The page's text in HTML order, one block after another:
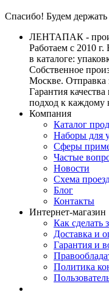
Спасибо! Будем держать
ЛЕНТАПАК -
Работаем с 2010
в каталоге:
Собственное
Москве. Отправка
Гарантия
подход к каждому
Компания
Каталог
Наборы для
Сферы
Частые
Новости
Схема
Блог
Контакты
Интернет-магазин
Как сделать
Доставка и
Гарантия и
Политика